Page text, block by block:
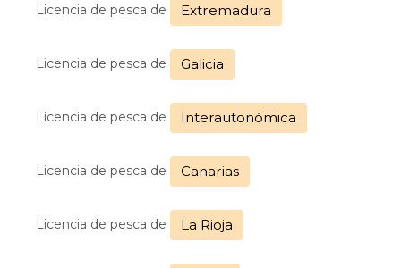
Licencia de pesca de Extremadura
Licencia de pesca de Galicia
Licencia de pesca de Interautonómica
Licencia de pesca de Canarias
Licencia de pesca de La Rioja